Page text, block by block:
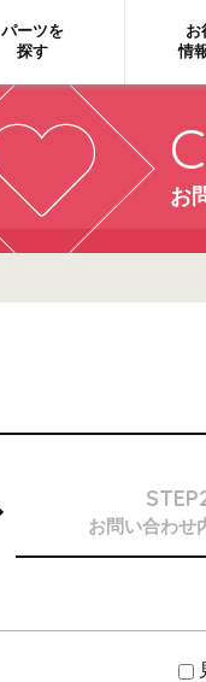
パーツを
探す
お
情
お
お問い合わせ